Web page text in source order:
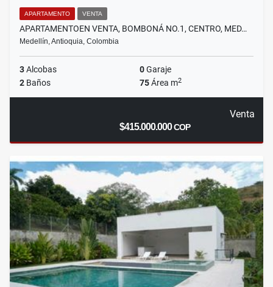
APARTAMENTO VENTA
APARTAMENTOEN VENTA, BOMBONÁ NO.1, CENTRO, MED…
Medellín, Antioquia, Colombia
3Alcobas 0Garaje
2 Baños 75Área m2
Venta
$415.000.000COP